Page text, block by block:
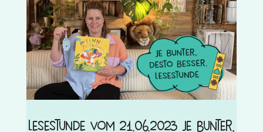
Lesestunde vom 21.06.2023 Je bunter,